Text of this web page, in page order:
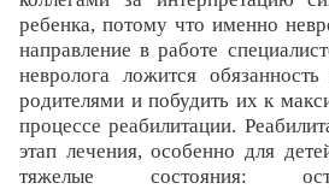
ребенка, потому что именно
направление в работе
невролога ложится
родителями и побудить их к
процессе реабилитации.
этап лечения, особенно для
тяжелые состояния: